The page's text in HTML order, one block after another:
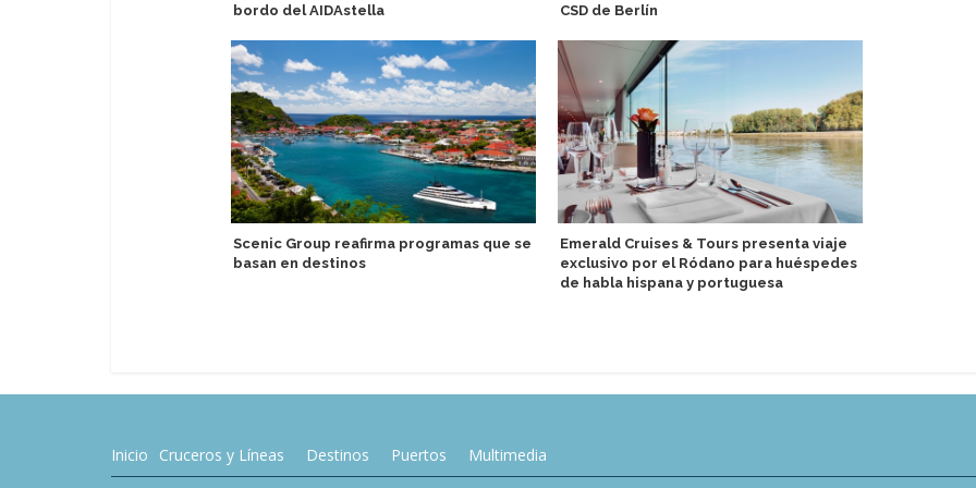
bordo del AIDAstella
Scenic Group reafirma programas que se
basan en destinos
CSD de Berlín
Emerald Cruises & Tours presenta viaje
exclusivo por el Ródano para huéspedes
de habla hispana y portuguesa
Inicio Cruceros y Líneas Destinos Puertos Multimedia